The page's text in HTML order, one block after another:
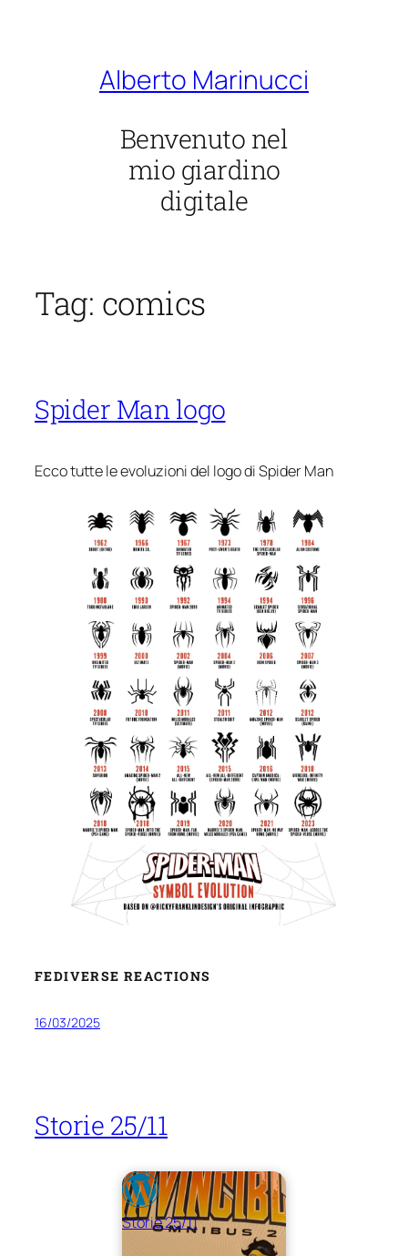
Alberto Marinucci
Benvenuto nel
mio giardino
digitale
Tag: comics
Spider Man logo
Ecco tutte le evoluzioni del logo di Spider Man
FEDIVERSE REACTIONS
16/03/2025
Storie 25/11
Storie 25/11